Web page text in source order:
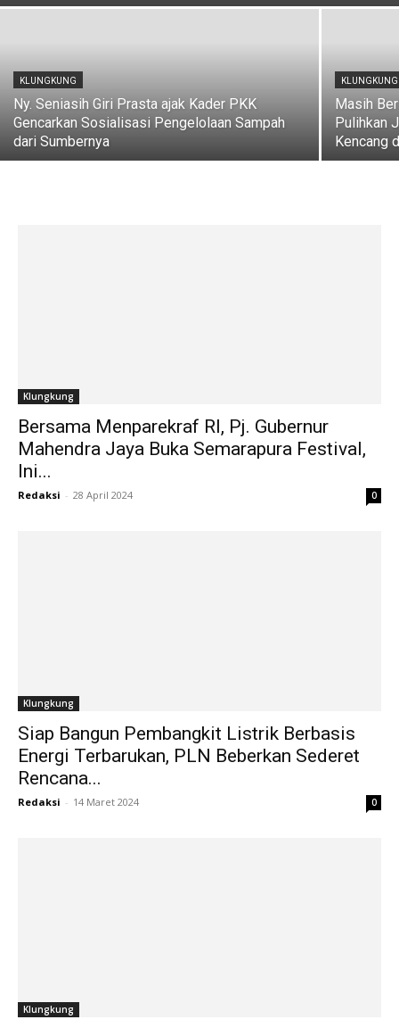
KLUNGKUNG
Ny. Seniasih Giri Prasta ajak Kader PKK
Gencarkan Sosialisasi Pengelolaan Sampah
dari Sumbernya
KLUNGKUNG
Masih
Pulihkan
Kencang
Klungkung
Bersama Menparekraf RI, Pj. Gubernur
Mahendra Jaya Buka Semarapura Festival,
Ini...
Redaksi - 28 April 2024 0
Klungkung
Siap Bangun Pembangkit Listrik Berbasis
Energi Terbarukan, PLN Beberkan Sederet
Rencana...
Redaksi - 14 Maret 2024 0
Klungkung